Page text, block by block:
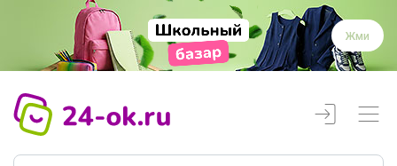
Жми